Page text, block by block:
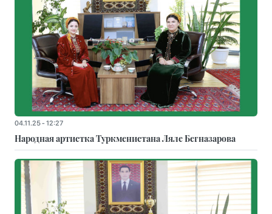
04.11.25 - 12:27
Народная артистка Туркменистана Ляле Бегназарова